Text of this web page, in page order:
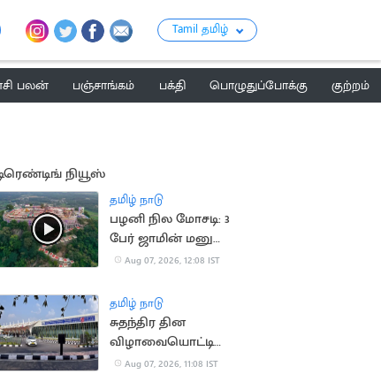
Tamil தமிழ்
பலன் பஞ்சாங்கம் பக்தி பொழுதுப்போக்கு
குற்றம்
நியூஸ்
தமிழ் நாடு
பழனி நில மோசடி: 3
பேர் ஜாமின் மனு
தள்ளுபடி
Aug 07, 2026, 12:08 IST
தமிழ் நாடு
சுதந்திர தின
விழாவையொட்டி
விமான நிலையத்துக்கு
Aug 07, 2026, 11:08 IST